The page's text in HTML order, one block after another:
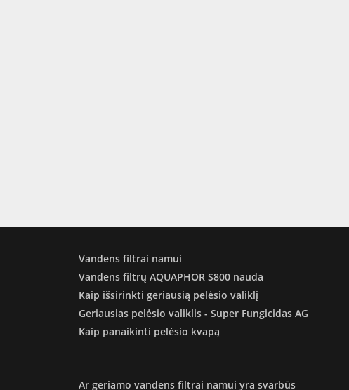
Vandens filtrai namui
Vandens filtrų AQUAPHOR S800 nauda
Kaip išsirinkti geriausią pelėsio valiklį
Geriausias pelėsio valiklis - Super Fungicidas AG
Kaip panaikinti pelėsio kvapą
Ar geriamo vandens filtrai namui yra svarbūs